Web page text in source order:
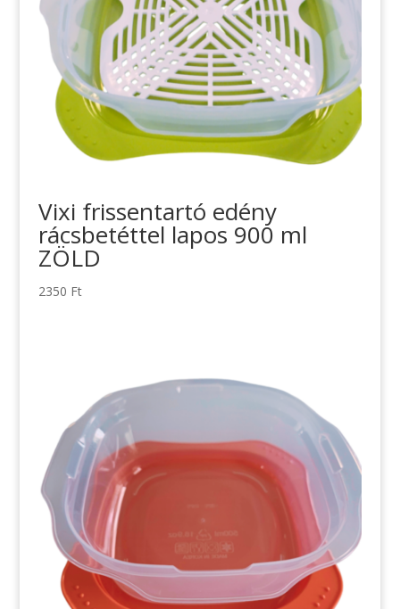
Vixi frissentartó edény
rácsbetéttel lapos 900 ml
ZÖLD
2350 Ft